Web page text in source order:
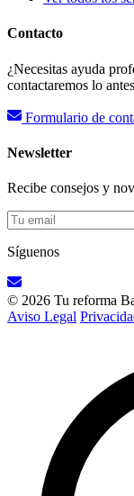
Contacto
¿Necesitas ayuda
contactaremos lo
Formulario de
Newsletter
Recibe consejos y
Síguenos
© 2026 Tu reforma
Aviso Legal